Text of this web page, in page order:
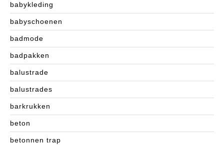
babykleding
babyschoenen
badmode
badpakken
balustrade
balustrades
barkrukken
beton
betonnen trap